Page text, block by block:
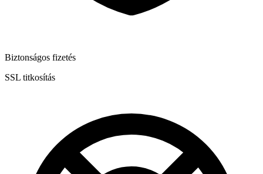
Biztonságos fizetés
SSL titkosítás